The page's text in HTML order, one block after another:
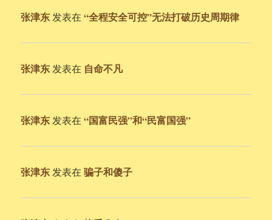
张津东 发表在“全程安全可控”无法打破历史周期律
张津东 发表在 自命不凡
张津东 发表在“国富民强”和“民富国强”
张津东 发表在骗子和傻子